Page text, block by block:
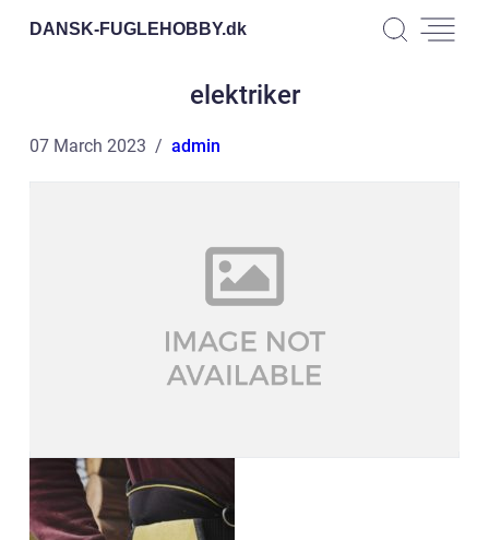
DANSK-FUGLEHOBBY.dk
elektriker
07 March 2023 admin